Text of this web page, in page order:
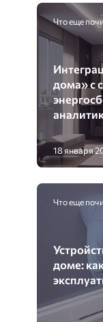
Что еще
дома» с
18 января
Что еще
доме: